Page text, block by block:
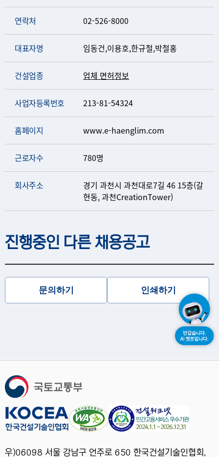
연락처 02-526-8000
대표자명 임동건,이용호,한규철,박철홍
건설업종 업체 면허정보
사업자등록번호 213-81-54324
홈페이지 www.e-haenglim.com
근로자수 780명
회사주소
경기 과천시 과천대로7길 46 15층(갈
현동, 과천CreationTower)
진행중인 다른 채용공고
문의하기 인쇄하기
우)06098 서울 강남구 언주로 650 한국건설기술인협회,